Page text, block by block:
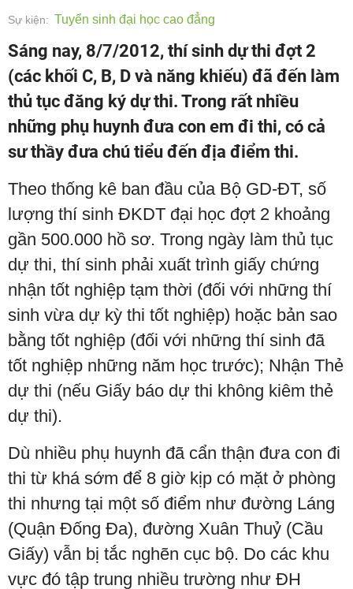
Sự kiện: Tuyển sinh đại học cao đẳng
Sáng nay, 8/7/2012, thí sinh dự thi đợt 2
(các khối C, B, D và năng khiếu) đã đến làm
thủ tục đăng ký dự thi. Trong rất nhiều
những phụ huynh đưa con em đi thi, có cả
sư thầy đưa chú tiểu đến địa điểm thi.
Theo thống kê ban đầu của Bộ GD-ĐT, số
lượng thí sinh ĐKDT đại học đợt 2 khoảng
gần 500.000 hồ sơ. Trong ngày làm thủ tục
dự thi, thí sinh phải xuất trình giấy chứng
nhận tốt nghiệp tạm thời (đối với những thí
sinh vừa dự kỳ thi tốt nghiệp) hoặc bản sao
bằng tốt nghiệp (đối với những thí sinh đã
tốt nghiệp những năm học trước); Nhận Thẻ
dự thi (nếu Giấy báo dự thi không kiêm thẻ
dự thi).
Dù nhiều phụ huynh đã cẩn thận đưa con đi
thi từ khá sớm để 8 giờ kịp có mặt ở phòng
thi nhưng tại một số điểm như đường Láng
(Quận Đống Đa), đường Xuân Thuỷ (Cầu
Giấy) vẫn bị tắc nghẽn cục bộ. Do các khu
vực đó tập trung nhiều trường như ĐH